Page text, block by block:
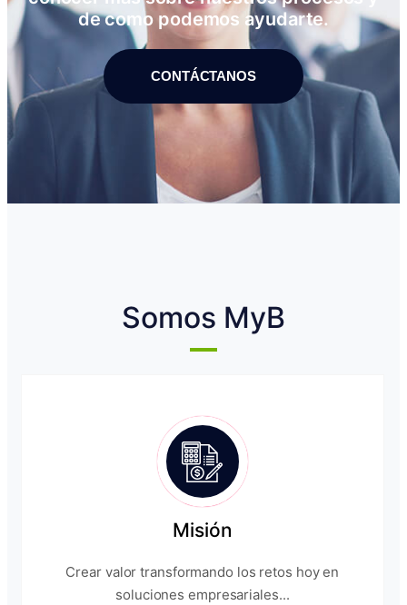
de como podemos ayudarte.
CONTÁCTANOS
Somos MyB
Misión
Crear valor transformando los retos hoy en
soluciones empresariales...